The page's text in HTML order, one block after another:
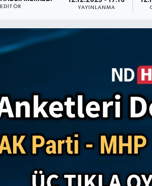
EDITÖR YAYINLANMA